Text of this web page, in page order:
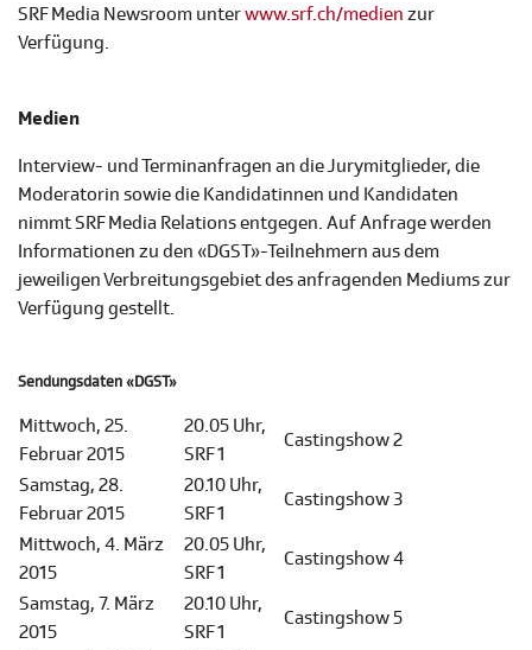
SRF Media Newsroom unterwww.srf.ch/medien zur
Verfügung.
Medien
Interview- und Terminanfragen an die Jurymitglieder, die
Moderatorin sowie die Kandidatinnen und Kandidaten
nimmt SRF Media Relations entgegen. Auf Anfrage werden
Informationen zu den «DGST»-Teilnehmern aus dem
jeweiligen Verbreitungsgebiet des anfragenden Mediums zur
Verfügung gestellt.
Sendungsdaten «DGST»
Mittwoch, 25.
Februar 2015
20.05 Uhr,
SRF 1
Castingshow 2
Samstag, 28.
Februar 2015
20.10 Uhr,
SRF 1
Castingshow 3
Mittwoch, 4. März
2015
20.05 Uhr,
SRF 1
Castingshow 4
Samstag, 7. März
2015
20.10 Uhr,
SRF 1
Castingshow 5